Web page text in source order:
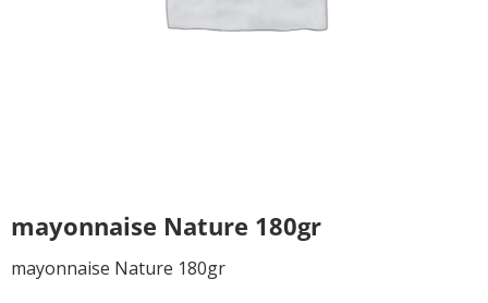
mayonnaise Nature 180gr
mayonnaise Nature 180gr